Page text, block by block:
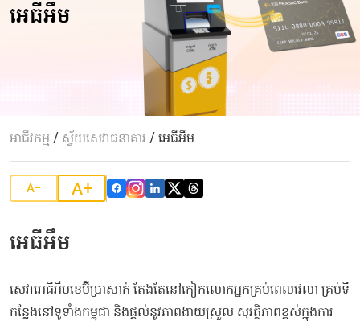
អេធីអឹម
អាជីវកម្ម / ស្វ័យសេវាធនាគារ /អេធីអឹម
A- A+
អេធីអឹម
​សេវា​អេ​ធី​អឹ​ម​ខេ​ប៊ី​ប្រា​សាក់​ ​តែងតែ​នៅ​កៀក​លោកអ្នក​គ្រប់ពេល​វេលា​ ​គ្រប់​ទី
កន្លែង​នៅ​ទូទាំង​កម្ពុជា​ ​និង​ផ្តល់​នូវ​ភាព​ងាយស្រួល​ ​សុវត្ថិភាព​ខ្ពស់​ក្នុង​ការ